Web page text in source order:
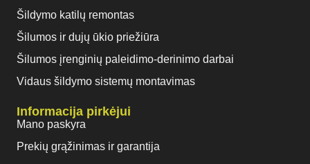
Šildymo katilų remontas
Šilumos ir dujų ūkio priežiūra
Šilumos įrenginių paleidimo-derinimo darbai
Vidaus šildymo sistemų montavimas
Informacija pirkėjui
Mano paskyra
Prekių grąžinimas ir garantija